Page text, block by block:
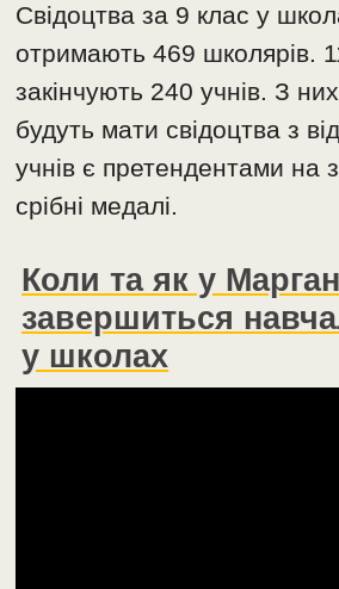
Свідоцтва за 9 клас у
отримають 469 школярів.
закінчують 240 учнів. З
будуть мати свідоцтва з
учнів є претендентами на
срібні медалі.
Коли та як у
завершиться
у школах